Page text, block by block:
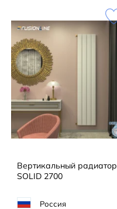
Вертикальный радиатор
SOLID 2700
Россия